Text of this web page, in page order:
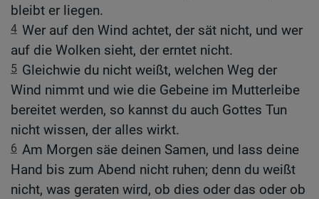
bleibt er liegen.
4 Wer auf den Wind achtet, der sät nicht, und wer
auf die Wolken sieht, der erntet nicht.
5 Gleichwie du nicht weißt, welchen Weg der
Wind nimmt und wie die Gebeine im Mutterleibe
bereitet werden, so kannst du auch Gottes Tun
nicht wissen, der alles wirkt.
6 Am Morgen säe deinen Samen, und lass deine
Hand bis zum Abend nicht ruhen; denn du weißt
nicht, was geraten wird, ob dies oder das oder ob